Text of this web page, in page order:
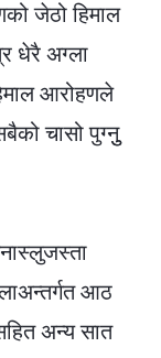
जेठो हिमाल
धेरै अग्ला
आरोहणले
चासो पुग्नुु
आठ
अन्य सात